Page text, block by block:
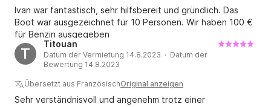
Ivan war fantastisch, sehr hilfsbereit und gründlich. Das
Boot war ausgezeichnet für 10 Personen. Wir haben 100 €
für Benzin ausgegeben
T
Titouan
Datum der Vermietung 14.8.2023 · Datum der
Bewertung 14.8.2023
Übersetzt aus FranzösischOriginal anzeigen
Sehr verständnisvoll und angenehm trotz einer